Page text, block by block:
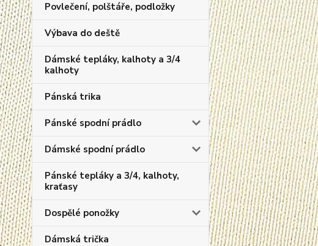
Povlečení, polštáře, podložky
Výbava do deště
Dámské tepláky, kalhoty a 3/4
kalhoty
Pánská trika
Pánské spodní prádlo
Dámské spodní prádlo
Pánské tepláky a 3/4, kalhoty,
kraťasy
Dospělé ponožky
Dámská trička